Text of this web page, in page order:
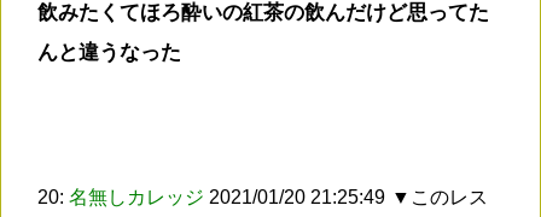
飲みたくてほろ酔いの紅茶の飲んだけど思ってた
んと違うなった
20: 名無しカレッジ 2021/01/20 21:25:49 ▼このレス